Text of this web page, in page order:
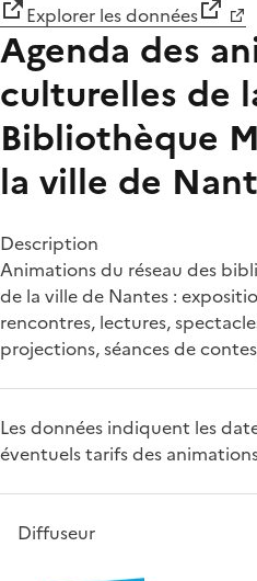
Explorer les données
Agenda des
culturelles de
Bibliothèque
la ville de
Description
Animations du réseau des
de la ville de Nantes :
rencontres, lectures,
projections, séances de
Les données indiquent les
éventuels tarifs des
Diffuseur